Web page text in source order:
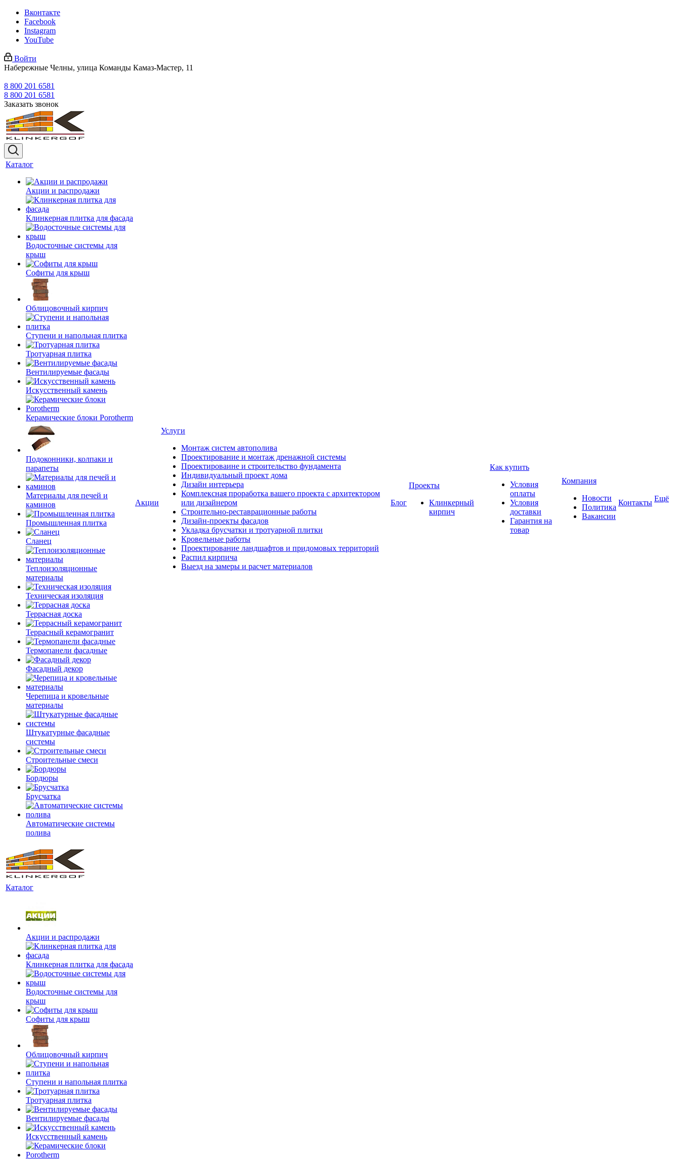
Вконтакте
Facebook
Instagram
YouTube
Войти
Набережные Челны, улица Команды Камаз-Мастер, 11
8 800 201 6581
8 800 201 6581
Заказать звонок
Каталог
Акции и распродажи
Клинкерная плитка для фасада
Водосточные системы для
крыш
Софиты для крыш
Облицовочный кирпич
Ступени и напольная плитка
Тротуарная плитка
Вентилируемые фасады
Искусственный камень
Керамические блоки Porotherm
Подоконники, колпаки и
парапеты
Материалы для печей и
каминов
Промышленная плитка
Сланец
Теплоизоляционные
материалы
Техническая изоляция
Террасная доска
Террасный керамогранит
Термопанели фасадные
Фасадный декор
Черепица и кровельные
материалы
Штукатурные фасадные
системы
Строительные смеси
Бордюры
Брусчатка
Автоматические системы
полива
Акции
Услуги
Монтаж систем автополива
Проектирование и монтаж дренажной системы
Проектироваине и строительство фундамента
Индивидуальный проект дома
Дизайн интерьера
Комплексная проработка вашего проекта с архитектором
или дизайнером
Строительно-реставрационные работы
Дизайн-проекты фасадов
Укладка брусчатки и тротуарной плитки
Кровельные работы
Проектирование ландшафтов и придомовых территорий
Распил кирпича
Выезд на замеры и расчет материалов
Блог
Проекты
Клинкерный
кирпич
Как купить
Условия
оплаты
Условия
доставки
Гарантия на
товар
Компания
Новости
Политика
Вакансии
Контакты Ещё
Каталог
Акции и распродажи
Клинкерная плитка для фасада
Водосточные системы для
крыш
Софиты для крыш
Облицовочный кирпич
Ступени и напольная плитка
Тротуарная плитка
Вентилируемые фасады
Искусственный камень